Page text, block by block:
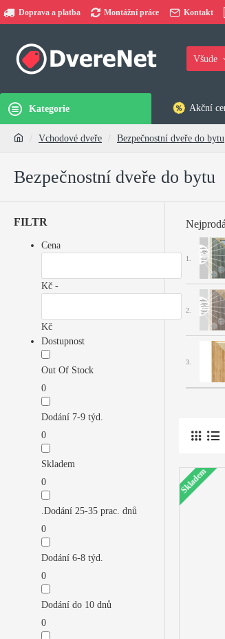
Doprava a platba Montážní práce Kontakt
Všude
Kategorie Akční
Vchodové dveře Bezpečnostní dveře do bytu
Bezpečnostní dveře do bytu
FILTR
Cena
Kč -
Kč
Dostupnost
Out Of Stock
0
Dodání 7-9 týd.
0
Skladem
0
.Dodání 25-35 prac. dnů
0
Dodání 6-8 týd.
0
Dodání do 10 dnů
0
1.
2.
3.
Skladem